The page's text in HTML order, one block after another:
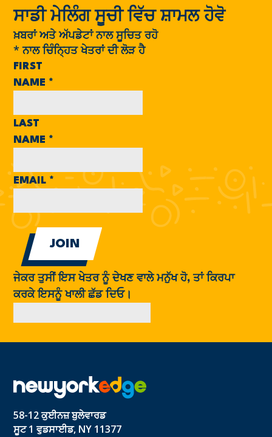
ਸਾਡੀ ਮੇਲਿੰਗ ਸੂਚੀ ਵਿੱਚ ਸ਼ਾਮਲ ਹੋਵੋ
ਖ਼ਬਰਾਂ ਅਤੇ ਅੱਪਡੇਟਾਂ ਨਾਲ ਸੂਚਿਤ ਰਹੋ
* ਨਾਲ ਚਿੰਨ੍ਹਿਤ ਖੇਤਰਾਂ ਦੀ ਲੋੜ ਹੈ
FIRST
NAME *
LAST
NAME *
EMAIL *
ਜੇਕਰ ਤੁਸੀਂ ਇਸ ਖੇਤਰ ਨੂੰ ਦੇਖਣ ਵਾਲੇ ਮਨੁੱਖ ਹੋ, ਤਾਂ ਕਿਰਪਾ
ਕਰਕੇ ਇਸਨੂੰ ਖਾਲੀ ਛੱਡ ਦਿਓ।
58-12 ਕੁਈਨਜ਼ ਬੁਲੇਵਾਰਡ
ਸੂਟ 1 ਵੁਡਸਾਈਡ, NY 11377